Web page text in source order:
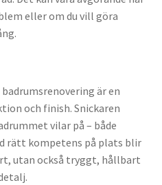
eller om du vill göra
är en
och finish. Snickaren
vilar på – både
rätt kompetens på plats blir
utan också tryggt, hållbart